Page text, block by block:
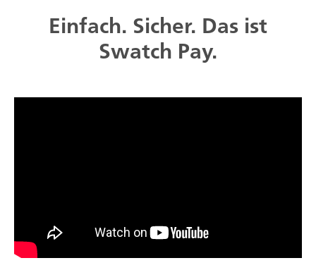
Einfach. Sicher. Das ist
Swatch Pay.